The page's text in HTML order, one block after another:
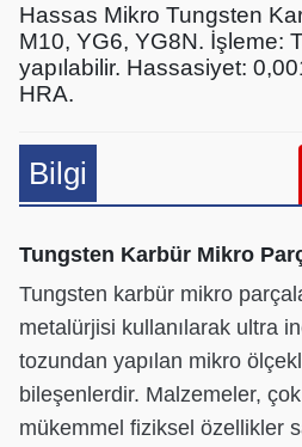
Hassas Mikro Tungsten
M10, YG6, YG8N. İşleme:
yapılabilir. Hassasiyet:
HRA.
Bilgi
Tungsten Karbür Mikro
Tungsten karbür mikro
metalürjisi kullanılarak ultra
tozundan yapılan mikro
bileşenlerdir. Malzemeler,
mükemmel fiziksel özellikler